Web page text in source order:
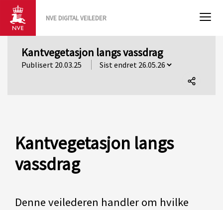
NVE DIGITAL VEILEDER
Kantvegetasjon langs vassdrag
Publisert 20.03.25
Kantvegetasjon langs
vassdrag
Denne veilederen handler om hvilke